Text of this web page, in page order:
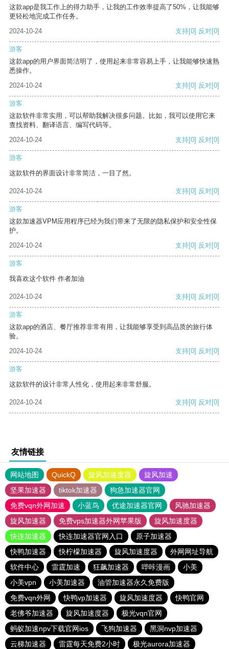
这款app是我工作上的得力助手，让我的工作效率提高了50%，让我能够
更轻松地完成工作任务。
2024-10-24
支持[0] 反对[0]
游客
这款app的用户界面简洁明了，使用起来非常容易上手，让我能够快速熟
悉操作。
2024-10-24
支持[0] 反对[0]
游客
这款软件非常实用，可以帮助我解决很多问题。比如，我可以使用它来
查找资料、翻译语言、编写代码等。
2024-10-24
支持[0] 反对[0]
游客
这款软件的界面设计非常简洁，一目了然。
2024-10-24 支持[0] 反对[0]
游客
这款加速器VPM应用程序已经为我们带来了无限的隐私保护和安全性保
护。
2024-10-24
支持[0] 反对[0]
游客
我喜欢这个软件 作者加油
2024-10-24 支持[0] 反对[0]
游客
这款app的酒店、餐厅推荐非常有用，让我能够享受到高品质的旅行体
验。
2024-10-24
支持[0] 反对[0]
游客
这款软件的设计非常人性化，使用起来非常舒服。
2024-10-24 支持[0] 反对[0]
友情链接
网站地图 QuickQ 旋风加速度器
旋风加速
坚果加速器
tiktok加速器
狗急加速器官网
免费vqn外网加速
小蓝鸟 优途加速器官网
风驰加速器
旋风加速器
免费vps加速器外网苹果版
旋风加速度器
快连加速器
快连加速器官网入口
原子加速器
快鸭加速器
快柠檬加速器 旋风加速度器
外网网址导航
软件中心
雷霆加速 狂飙加速器 哔咔漫画
小美
小美vpn
小美加速器
油管加速器永久免费版
免费vqn外网
快鸭vp加速器 旋风加速度器
快鸭官网
老佛爷加速器
旋风加速度器
极光vqn官网
蚂蚁加速npv下载官网ios
飞狗加速器
黑洞nvp加速器
云梯加速器
雷霆每天免费2小时 极光aurora加速器